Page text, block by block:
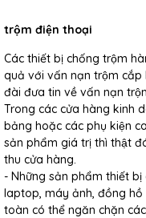
trộm điện thoại
Các thiết bị chống trộm
quả với vấn nạn trộm cắp
đài đưa tin về vấn nạn
Trong các cửa hàng kinh
bảng hoặc các phụ kiện
sản phẩm giá trị thì thật
thu cửa hàng.
- Những sản phẩm thiết
laptop, máy ảnh, đồng
toàn có thể ngăn chặn